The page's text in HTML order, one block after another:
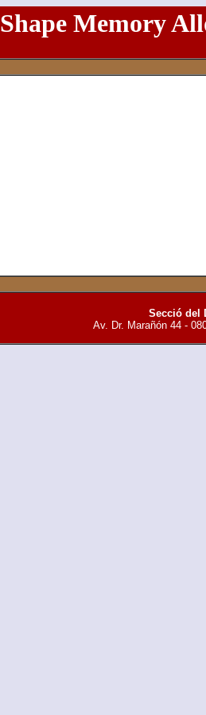
Shape Memory
Secció del
Av. Dr. Marañón 44 -